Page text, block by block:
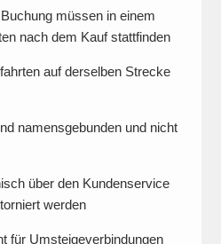
müssen in einem
nach dem Kauf stattfinden
auf derselben Strecke
namensgebunden und nicht
über den Kundenservice
werden
für Umsteigeverbindungen